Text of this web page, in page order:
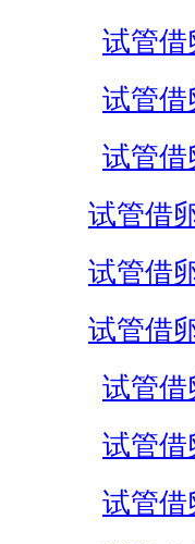
试管借
试管借
试管借
试管借
试管借
试管借
试管借
试管借
试管借